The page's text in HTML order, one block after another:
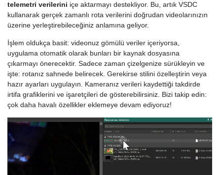
telemetri verilerini içe aktarmayı destekliyor. Bu, artık VSDC
kullanarak gerçek zamanlı rota verilerini doğrudan videolarınızın
üzerine yerleştirebileceğiniz anlamına geliyor.
İşlem oldukça basit: videonuz gömülü veriler içeriyorsa,
uygulama otomatik olarak bunları bir kaynak dosyasına
çıkarmayı önerecektir. Sadece zaman çizelgenize sürükleyin ve
işte: rotanız sahnede belirecek. Gerekirse stilini özelleştirin veya
hazır ayarları uygulayın. Kameranız verileri kaydettiği takdirde
irtifa grafiklerini ve işaretçileri de gösterebilirsiniz. Bizi takip edin:
çok daha havalı özellikler eklemeye devam ediyoruz!